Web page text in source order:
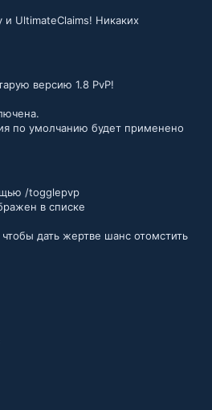
и UltimateClaims! Никаких
версию 1.8 PvP!
по умолчанию будет применено
/togglepvp
в списке
дать жертве шанс отомстить